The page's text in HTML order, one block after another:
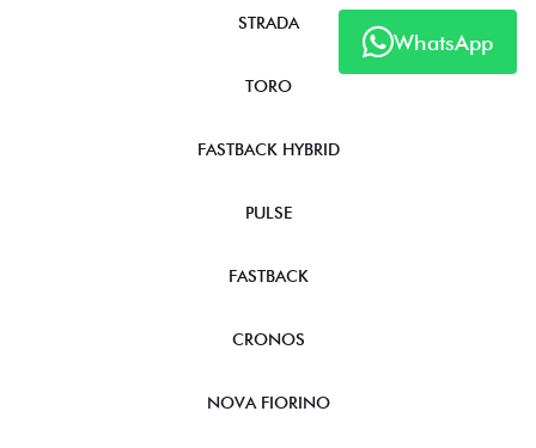
WhatsApp
STRADA
TORO
FASTBACK HYBRID
PULSE
FASTBACK
CRONOS
NOVA FIORINO